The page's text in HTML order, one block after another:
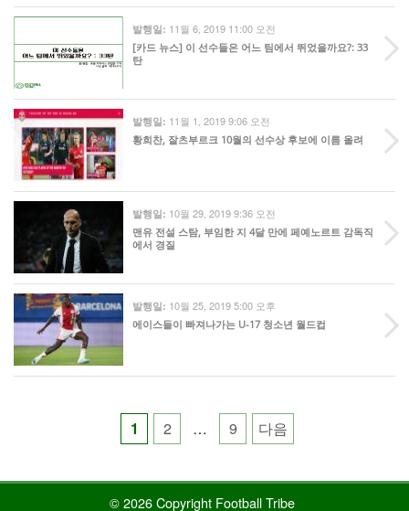
발행일: 11월 6, 2019 11:00 오전
[카드 뉴스] 이 선수들은 어느 팀에서 뛰었을까요?: 33
탄
발행일: 11월 1, 2019 9:06 오전
황희찬, 잘츠부르크 10월의 선수상 후보에 이름 올려
발행일: 10월 29, 2019 9:36 오전
맨유 전설 스탐, 부임한 지 4달 만에 페예노르트 감독직
에서 경질
발행일: 10월 25, 2019 5:00 오후
에이스들이 빠져나가는 U-17 청소년 월드컵
Posts
pagination
1 2 … 9 다음
© 2026 Copyright Football Tribe